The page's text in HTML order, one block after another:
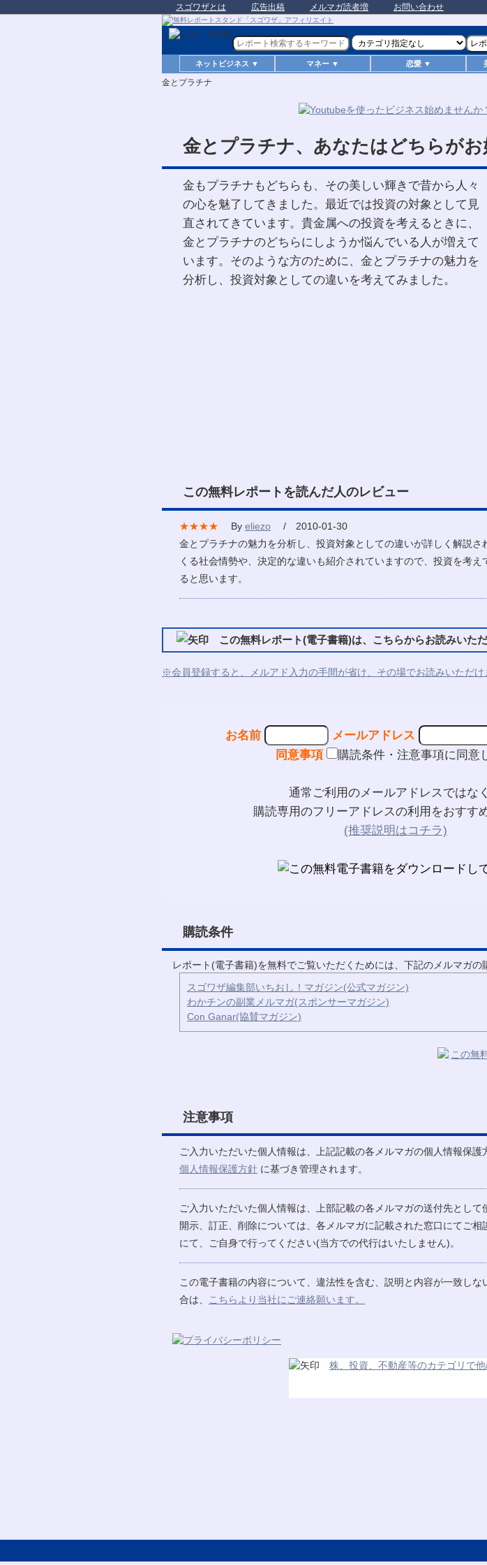
スゴワザとは 広告出稿 メルマガ読者増 お問い合わせ
ネットビジネス ▼ マネー ▼ 恋愛 ▼
金とプラチナ
金とプラチナ、あなたはどちらがお
金もプラチナもどちらも、その美しい輝きで昔から人々
の心を魅了してきました。最近では投資の対象として見
直されてきています。貴金属への投資を考えるときに、
金とプラチナのどちらにしようか悩んでいる人が増えて
います。そのような方のために、金とプラチナの魅力を
分析し、投資対象としての違いを考えてみました。
この無料レポートを読んだ人のレビュー
★★★★ By eliezo / 2010-01-30
金とプラチナの魅力を分析し、投資対象としての違いが詳しく解説さ
くる社会情勢や、決定的な違いも紹介されていますので、投資を考え
ると思います。
この無料レポート(電子書籍)は、こちらからお読みいただ
※会員登録すると、メルアド入力の手間が省け、その場でお読みいただけ
お名前
メールアドレス
同意事項
購読条件・注意事項に同意
通常ご利用のメールアドレスではなく
購読専用のフリーアドレスの利用をおすす
(推奨説明はコチラ)
購読条件
レポート(電子書籍)を無料でご覧いただくためには、下記のメルマガの
スゴワザ編集部いちおし！マガジン(公式マガジン)
わかチンの副業メルマガ(スポンサーマガジン)
Con Ganar(協賛マガジン)
注意事項
ご入力いただいた個人情報は、上記記載の各メルマガの個人情報保護
個人情報保護方針 に基づき管理されます。
ご入力いただいた個人情報は、上部記載の各メルマガの送付先とし
開示、訂正、削除については、各メルマガに記載された窓口にてご
にて、ご自身で行ってください(当方での代行はいたしません)。
この電子書籍の内容について、違法性を含む、説明と内容が一致し
合は、
こちらより当社にご連絡願います。
株、投資、不動産等のカテゴリで